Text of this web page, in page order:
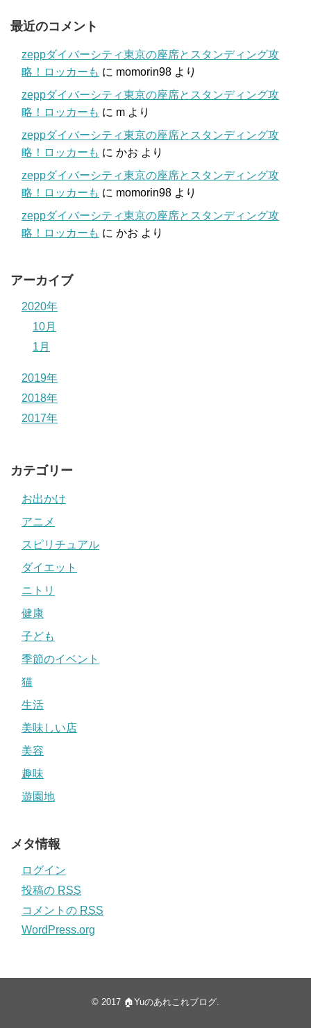
最近のコメント
zeppダイバーシティ東京の座席とスタンディング攻
略！ロッカーも に momorin98 より
zeppダイバーシティ東京の座席とスタンディング攻
略！ロッカーも に m より
zeppダイバーシティ東京の座席とスタンディング攻
略！ロッカーも に かお より
zeppダイバーシティ東京の座席とスタンディング攻
略！ロッカーも に momorin98 より
zeppダイバーシティ東京の座席とスタンディング攻
略！ロッカーも に かお より
アーカイブ
2020年
10月
1月
2019年
2018年
2017年
カテゴリー
お出かけ
アニメ
スピリチュアル
ダイエット
ニトリ
健康
子ども
季節のイベント
猫
生活
美味しい店
美容
趣味
遊園地
メタ情報
ログイン
投稿の RSS
コメントの RSS
WordPress.org
© 2017 🏠Yuのあれこれブログ